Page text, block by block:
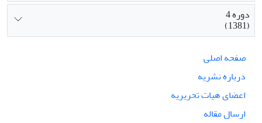
دوره 4
(1381)
صفحه اصلی
درباره نشریه
اعضای هیات تحریریه
ارسال مقاله